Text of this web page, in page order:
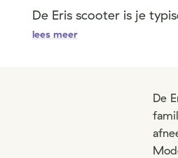
De Eris scooter is je
lees meer
De